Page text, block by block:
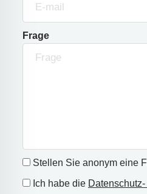
Frage
Stellen Sie anonym eine
Ich habe die